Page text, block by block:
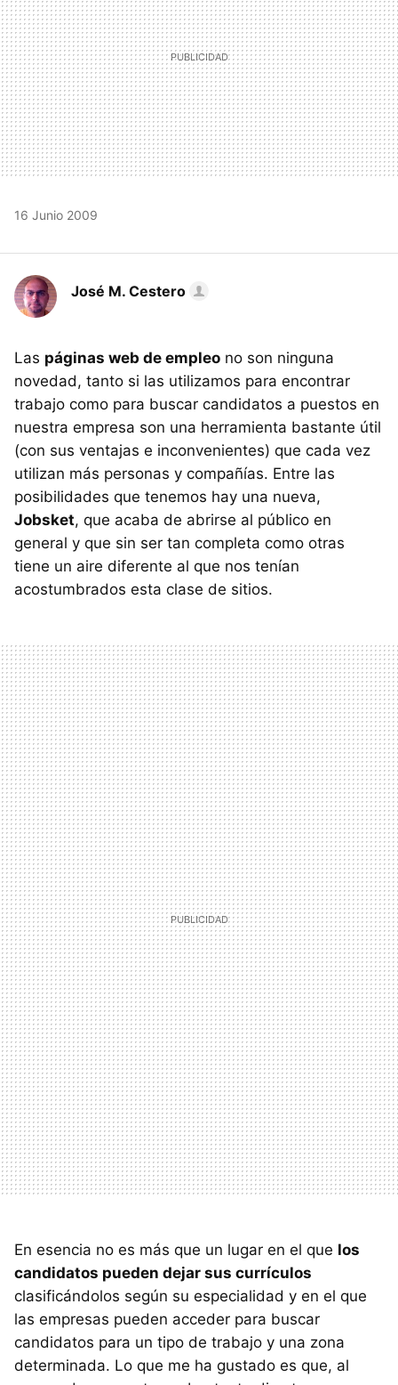
16 Junio 2009
José M. Cestero
Las páginas web de empleo no son ninguna
novedad, tanto si las utilizamos para encontrar
trabajo como para buscar candidatos a puestos en
nuestra empresa son una herramienta bastante útil
(con sus ventajas e inconvenientes) que cada vez
utilizan más personas y compañías. Entre las
posibilidades que tenemos hay una nueva,
Jobsket, que acaba de abrirse al público en
general y que sin ser tan completa como otras
tiene un aire diferente al que nos tenían
acostumbrados esta clase de sitios.
En esencia no es más que un lugar en el que los
candidatos pueden dejar sus currículos
clasificándolos según su especialidad y en el que
las empresas pueden acceder para buscar
candidatos para un tipo de trabajo y una zona
determinada. Lo que me ha gustado es que, al